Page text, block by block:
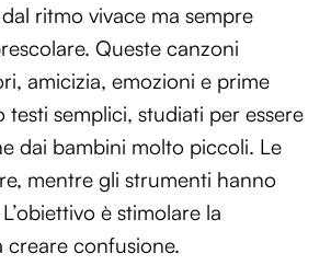
ritmo vivace ma sempre
Queste canzoni
amicizia, emozioni e prime
testi semplici, studiati per essere
dai bambini molto piccoli. Le
mentre gli strumenti hanno
è stimolare la
creare confusione.